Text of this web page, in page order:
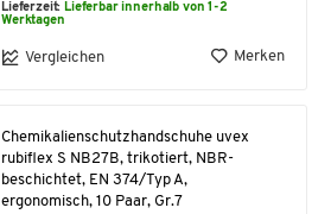
Lieferzeit:Lieferbar innerhalb von 1-2
Werktagen
Vergleichen Merken
Chemikalienschutzhandschuhe uvex
rubiflex S NB27B, trikotiert, NBR-
beschichtet, EN 374/Typ A,
ergonomisch, 10 Paar, Gr.7